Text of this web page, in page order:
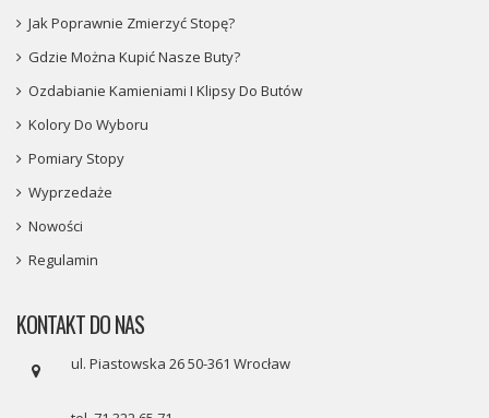
Jak Poprawnie Zmierzyć Stopę?
Gdzie Można Kupić Nasze Buty?
Ozdabianie Kamieniami I Klipsy Do Butów
Kolory Do Wyboru
Pomiary Stopy
Wyprzedaże
Nowości
Regulamin
KONTAKT DO NAS
ul. Piastowska 26 50-361 Wrocław